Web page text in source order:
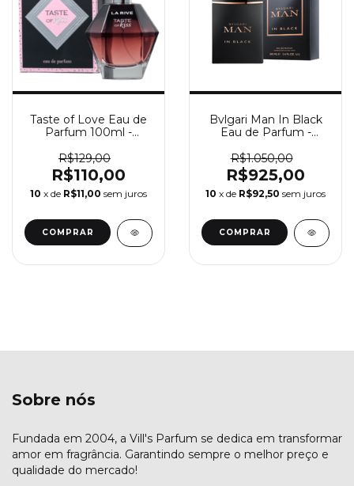
Taste of Love Eau de
Parfum 100ml -
Rive
R$129,00
R$110,00
10 x de R$11,00 sem juros
Bvlgari Man In Black
Eau de Parfum -
BVLGARI
R$1.050,00
R$925,00
10 x de R$92,50 sem juros
COMPRAR
Sobre nós
Fundada em 2004, a Vill's Parfum se dedica em transformar
amor em fragrância. Garantindo sempre o melhor preço e
qualidade do mercado!